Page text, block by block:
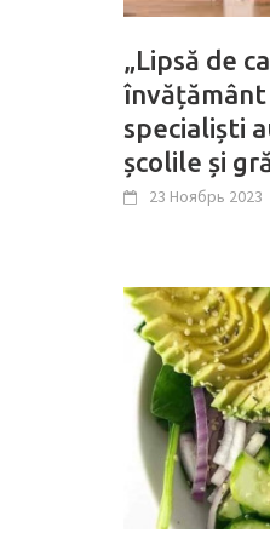
„Lipsă de
învățământ
specialiști
școlile și
23 Ноябрь 2023